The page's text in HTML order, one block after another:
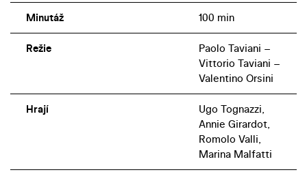
Minutáž 100 min
Režie
Paolo Taviani –
Vittorio Taviani –
Valentino Orsini
Hrají
Ugo Tognazzi,
Annie Girardot,
Romolo Valli,
Marina Malfatti